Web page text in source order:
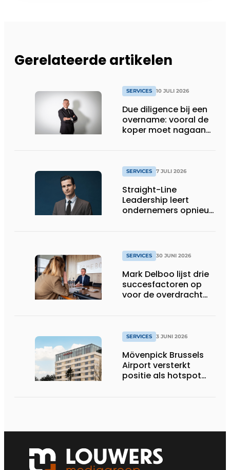
Gerelateerde artikelen
SERVICES 10 JULI 2026
Due diligence bij een
overname: vooral de
koper moet nagaan
SERVICES 7 JULI 2026
Straight-Line
Leadership leert
ondernemers opnieuw
SERVICES 30 JUNI 2026
Mark Delboo lijst drie
succesfactoren op
voor de overdracht
SERVICES 3 JUNI 2026
Mövenpick Brussels
Airport versterkt
positie als hotspot